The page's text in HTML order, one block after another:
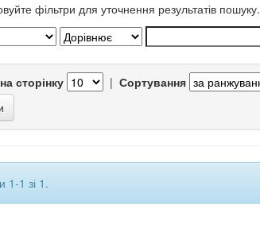
фільтри для уточнення результатів пошуку.
сторінку | Сортування
1-1 зі 1.